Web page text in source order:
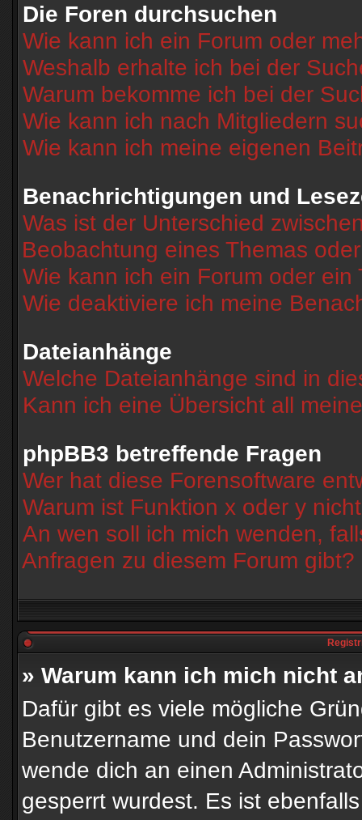
Die Foren durchsuchen
Wie kann ich ein Forum oder
Weshalb erhalte ich bei der
Warum bekomme ich bei der
Wie kann ich nach Mitgliedern
Wie kann ich meine eigenen
Benachrichtigungen und
Was ist der Unterschied
Beobachtung eines Themas
Wie kann ich ein Forum oder
Wie deaktiviere ich meine
Dateianhänge
Welche Dateianhänge sind in
Kann ich eine Übersicht all
phpBB3 betreffende Fragen
Wer hat diese Forensoftware
Warum ist Funktion x oder y
An wen soll ich mich wenden,
Anfragen zu diesem Forum gibt?
» Warum kann ich mich nicht
Dafür gibt es viele mögliche
Benutzername und dein
wende dich an einen
gesperrt wurdest. Es ist